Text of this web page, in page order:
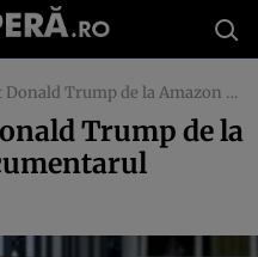
de la Amazon pentru documentarul „Melania”
Trump de la